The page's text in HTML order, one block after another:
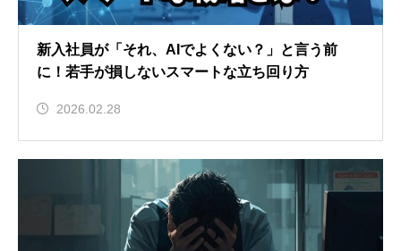
新入社員が「それ、AIでよくない？」と言う前
に！若手が損しないスマートな立ち回り方
2026.02.28